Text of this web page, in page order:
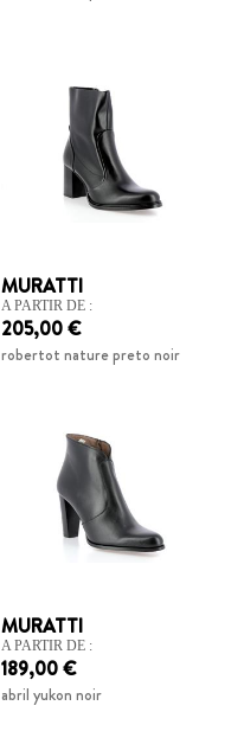
MURATTI
A PARTIR DE :
205,00 €
robertot nature preto noir
MURATTI
A PARTIR DE :
189,00 €
abril yukon noir